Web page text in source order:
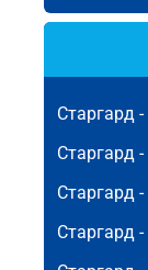
Старгард -
Старгард -
Старгард -
Старгард -